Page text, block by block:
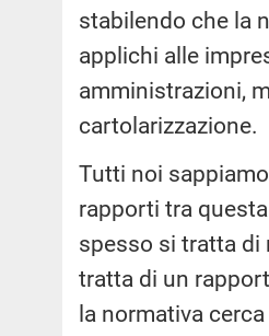
stabilendo che la
applichi alle
amministrazioni,
cartolarizzazione.
Tutti noi
rapporti tra
spesso si tratta di
tratta di un
la normativa